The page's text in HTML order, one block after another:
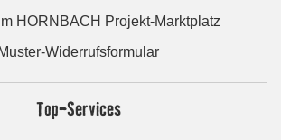
HORNBACH Projekt-Marktplatz
Muster-Widerrufsformular
Top-Services